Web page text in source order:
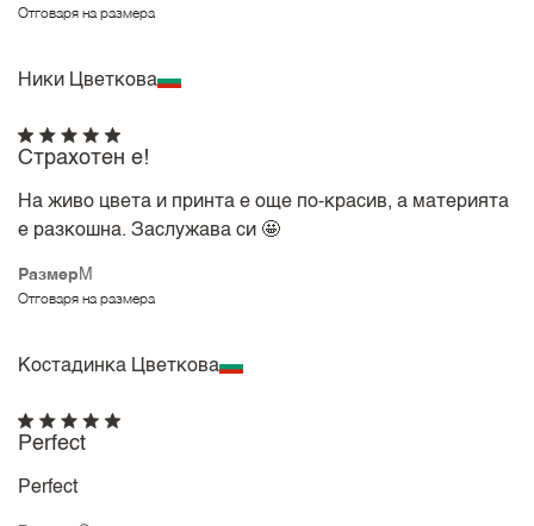
Отговаря на размера
Ники Цветкова
Размер M
Отговаря на размера
Страхотен е!
На живо цвета и принта е още по-красив, а материята
е разкошна. Заслужава си 🤩
Костадинка Цветкова
Perfect
Perfect